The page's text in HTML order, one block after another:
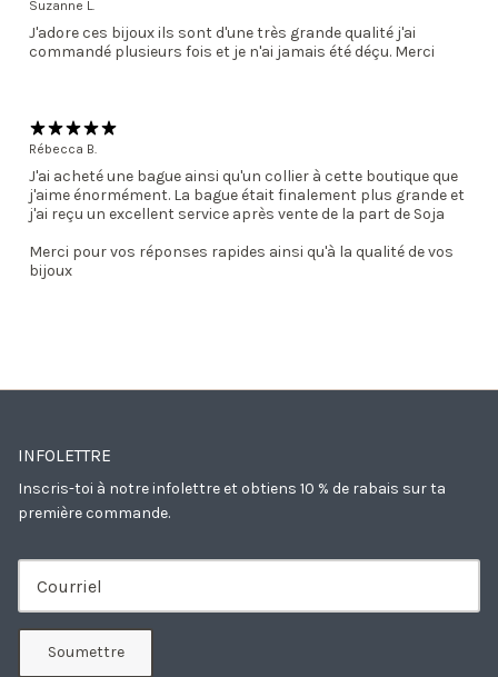
Suzanne L.
J'adore ces bijoux ils sont d'une très grande qualité j'ai
commandé plusieurs fois et je n'ai jamais été déçu. Merci
Rébecca B.
J'ai acheté une bague ainsi qu'un collier à cette boutique que
j'aime énormément. La bague était finalement plus grande et
j'ai reçu un excellent service après vente de la part de Soja
Merci pour vos réponses rapides ainsi qu'à la qualité de vos
bijoux
INFOLETTRE
Inscris-toi à notre infolettre et obtiens 10 % de rabais sur ta
première commande.
Soumettre